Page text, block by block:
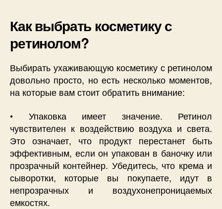
Как выбрать косметику с
ретинолом?
Выбирать ухаживающую косметику с ретинолом
довольно просто, но есть несколько моментов,
на которые вам стоит обратить внимание:
• Упаковка имеет значение. Ретинол
чувствителен к воздействию воздуха и света.
Это означает, что продукт перестанет быть
эффективным, если он упакован в баночку или
прозрачный контейнер. Убедитесь, что крема и
сыворотки, которые вы покупаете, идут в
непрозрачных и воздухонепроницаемых
емкостях.